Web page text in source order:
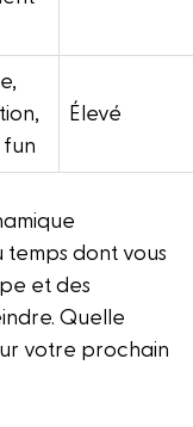
Élevé
dont vous
et des
Quelle
votre prochain